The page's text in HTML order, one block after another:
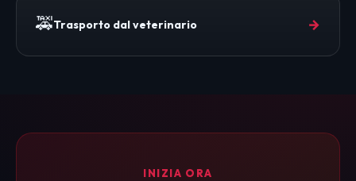
🚕Trasporto dal veterinario →
INIZIA ORA